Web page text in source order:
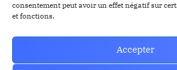
consentement peut avoir un effet négatif sur
et fonctions.
Accepter